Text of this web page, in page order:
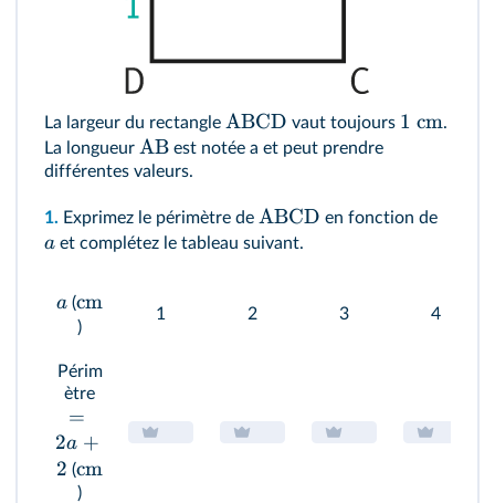
La largeur du rectangle ABCD vaut toujours 1 cm.
La longueur AB est notée a et peut prendre
différentes valeurs.
1. Exprimez le périmètre de ABCD en fonction de
a et complétez le tableau suivant.
a (cm
)
1 2 3 4
Périm
=
2a +
2 (cm
)